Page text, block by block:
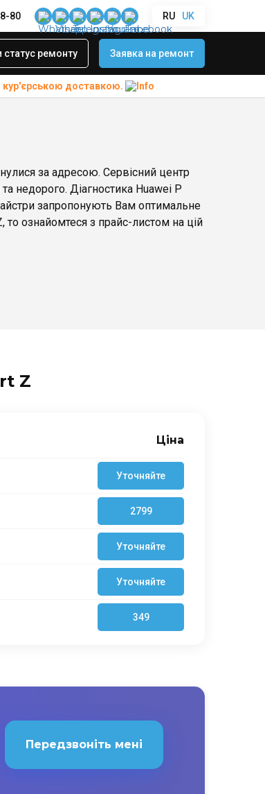
80 RU UK
статус ремонту Заявка на ремонт
кур'єрською доставкою.
за адресою. Сервісний центр
недорого. Діагностика Huawei P
запропонують Вам оптимальне
ознайомтеся з прайс-листом на цій
Z
Ціна
Уточняйте
2799
Уточняйте
Уточняйте
349
Передзвоніть мені